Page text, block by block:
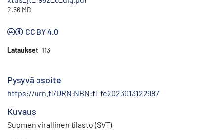
2.56 MB
CC BY 4.0
Lataukset 113
Pysyvä osoite
https://urn.fi/URN:NBN:fi-fe2023013122987
Kuvaus
Suomen virallinen tilasto (SVT)